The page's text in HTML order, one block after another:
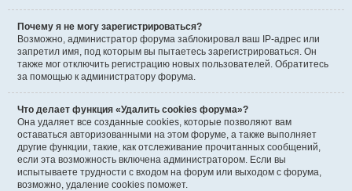
Почему я не могу зарегистрироваться?
Возможно, администратор форума заблокировал ваш IP-адрес или
запретил имя, под которым вы пытаетесь зарегистрироваться. Он
также мог отключить регистрацию новых пользователей. Обратитесь
за помощью к администратору форума.
Что делает функция «Удалить cookies форума»?
Она удаляет все созданные cookies, которые позволяют вам
оставаться авторизованными на этом форуме, а также выполняет
другие функции, такие, как отслеживание прочитанных сообщений,
если эта возможность включена администратором. Если вы
испытываете трудности с входом на форум или выходом с форума,
возможно, удаление cookies поможет.